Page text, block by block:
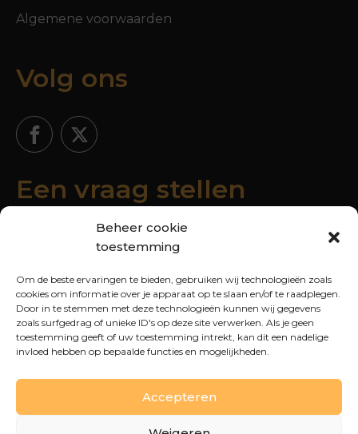
Beheer cookie
toestemming
Om de beste ervaringen te bieden, gebruiken wij technologieën zoals
cookies om informatie over je apparaat op te slaan en/of te raadplegen.
Door in te stemmen met deze technologieën kunnen wij gegevens
zoals surfgedrag of unieke ID's op deze site verwerken. Als je geen
toestemming geeft of uw toestemming intrekt, kan dit een nadelige
invloed hebben op bepaalde functies en mogelijkheden.
Accepteren
Algemene voorwaarden
Volg ons
Een vraag stellen